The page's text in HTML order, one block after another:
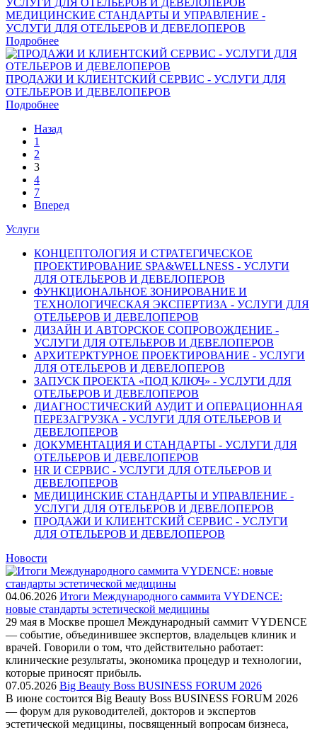
МЕДИЦИНСКИЕ СТАНДАРТЫ И УПРАВЛЕНИЕ -
УСЛУГИ ДЛЯ ОТЕЛЬЕРОВ И ДЕВЕЛОПЕРОВ
Подробнее
ПРОДАЖИ И КЛИЕНТСКИЙ СЕРВИС - УСЛУГИ ДЛЯ
ОТЕЛЬЕРОВ И ДЕВЕЛОПЕРОВ
Подробнее
Назад
1
2
3
4
7
Вперед
Услуги
КОНЦЕПТОЛОГИЯ И СТРАТЕГИЧЕСКОЕ
ПРОЕКТИРОВАНИЕ SPA&WELLNESS - УСЛУГИ
ДЛЯ ОТЕЛЬЕРОВ И ДЕВЕЛОПЕРОВ
ФУНКЦИОНАЛЬНОЕ ЗОНИРОВАНИЕ И
ТЕХНОЛОГИЧЕСКАЯ ЭКСПЕРТИЗА - УСЛУГИ ДЛЯ
ОТЕЛЬЕРОВ И ДЕВЕЛОПЕРОВ
ДИЗАЙН И АВТОРСКОЕ СОПРОВОЖДЕНИЕ -
УСЛУГИ ДЛЯ ОТЕЛЬЕРОВ И ДЕВЕЛОПЕРОВ
АРХИТЕРКТУРНОЕ ПРОЕКТИРОВАНИЕ - УСЛУГИ
ДЛЯ ОТЕЛЬЕРОВ И ДЕВЕЛОПЕРОВ
ЗАПУСК ПРОЕКТА «ПОД КЛЮЧ» - УСЛУГИ ДЛЯ
ОТЕЛЬЕРОВ И ДЕВЕЛОПЕРОВ
ДИАГНОСТИЧЕСКИЙ АУДИТ И ОПЕРАЦИОННАЯ
ПЕРЕЗАГРУЗКА - УСЛУГИ ДЛЯ ОТЕЛЬЕРОВ И
ДЕВЕЛОПЕРОВ
ДОКУМЕНТАЦИЯ И СТАНДАРТЫ - УСЛУГИ ДЛЯ
ОТЕЛЬЕРОВ И ДЕВЕЛОПЕРОВ
HR И СЕРВИС - УСЛУГИ ДЛЯ ОТЕЛЬЕРОВ И
ДЕВЕЛОПЕРОВ
МЕДИЦИНСКИЕ СТАНДАРТЫ И УПРАВЛЕНИЕ -
УСЛУГИ ДЛЯ ОТЕЛЬЕРОВ И ДЕВЕЛОПЕРОВ
ПРОДАЖИ И КЛИЕНТСКИЙ СЕРВИС - УСЛУГИ
ДЛЯ ОТЕЛЬЕРОВ И ДЕВЕЛОПЕРОВ
Новости
04.06.2026 Итоги Международного саммита VYDENCE:
новые стандарты эстетической медицины
29 мая в Москве прошел Международный саммит VYDENCE
— событие, объединившее экспертов, владельцев клиник и
врачей. Говорили о том, что действительно работает:
клинические результаты, экономика процедур и технологии,
которые приносят прибыль.
07.05.2026 Big Beauty Boss BUSINESS FORUM 2026
В июне состоится Big Beauty Boss BUSINESS FORUM 2026
— форум для руководителей, докторов и экспертов
эстетической медицины, посвященный вопросам бизнеса,